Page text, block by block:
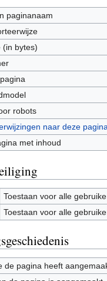
paginanaam
(in bytes)
robots
naar deze
met inhoud
Toestaan voor alle
Toestaan voor alle
de pagina heeft